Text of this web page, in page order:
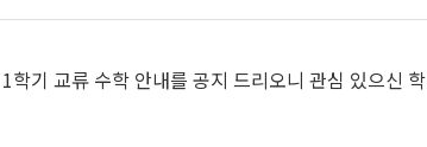
학기 교류 수학 안내를 공지 드리오니 관심 있으신